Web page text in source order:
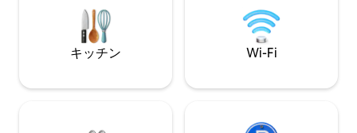
事をする人のための専用Wi-Fiと良好なイ
場合でも、熱帯の
い場合でも、ここ
キッチン Wi-Fi